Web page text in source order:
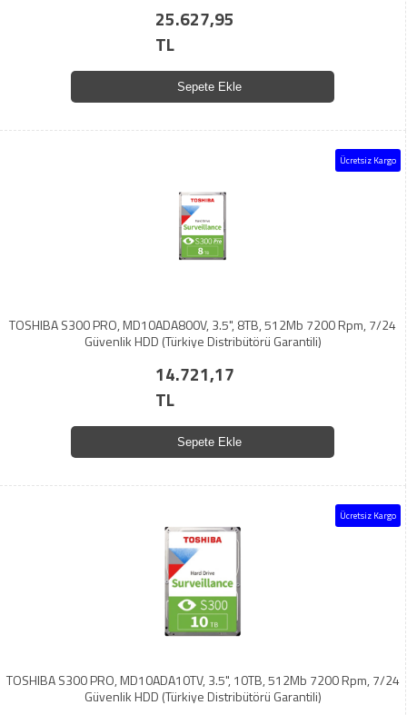
25.627,95
TL
Sepete Ekle
Ücretsiz Kargo
TOSHIBA S300 PRO, MD10ADA800V, 3.5", 8TB, 512Mb 7200 Rpm, 7/24
Güvenlik HDD (Türkiye Distribütörü Garantili)
14.721,17
TL
Sepete Ekle
Ücretsiz Kargo
TOSHIBA S300 PRO, MD10ADA10TV, 3.5", 10TB, 512Mb 7200 Rpm, 7/24
Güvenlik HDD (Türkiye Distribütörü Garantili)